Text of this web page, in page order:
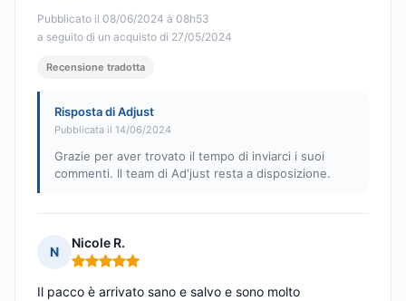
Pubblicato il 08/06/2024 à 08h53
a seguito di un acquisto di 27/05/2024
Recensione tradotta
Risposta di Adjust
Pubblicata il 14/06/2024
Grazie per aver trovato il tempo di inviarci i suoi
commenti. Il team di Ad'just resta a disposizione.
N
Nicole R.
Nota: 5 su 5
Il pacco è arrivato sano e salvo e sono molto